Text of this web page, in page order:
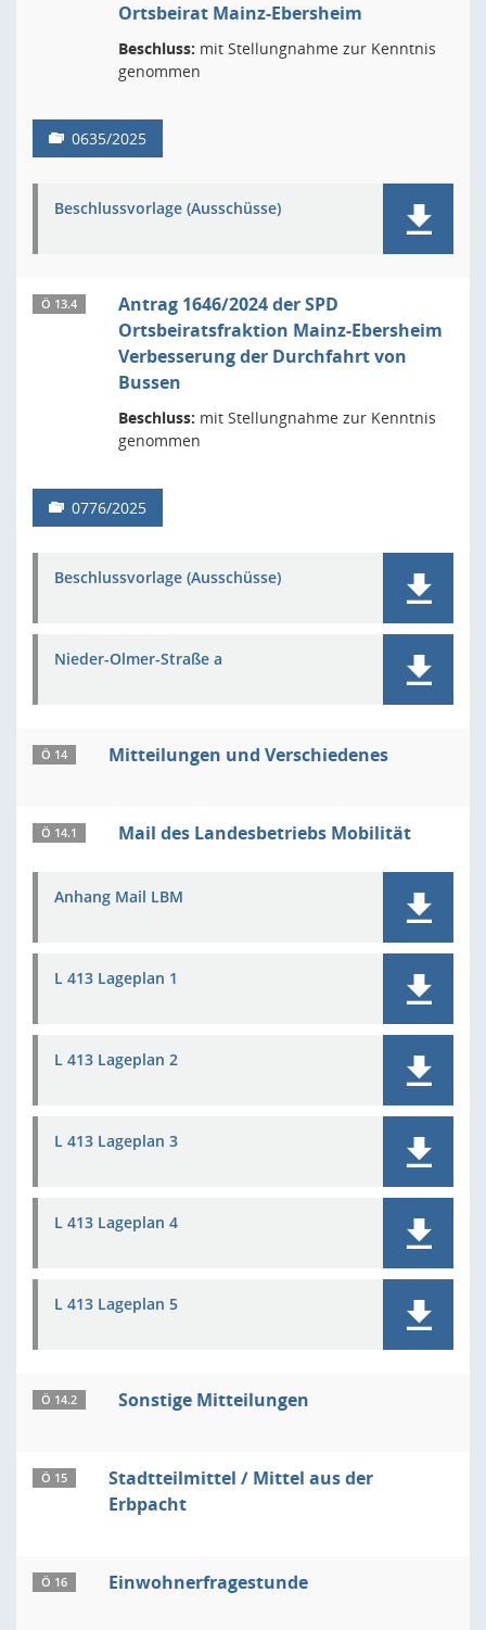
Ortsbeirat Mainz-Ebersheim
Beschluss: mit Stellungnahme zur Kenntnis
genommen
0635/2025
Beschlussvorlage (Ausschüsse)
Ö 13.4
Antrag 1646/2024 der SPD
Ortsbeiratsfraktion Mainz-Ebersheim
Verbesserung der Durchfahrt von
Bussen
Beschluss: mit Stellungnahme zur Kenntnis
genommen
0776/2025
Beschlussvorlage (Ausschüsse)
Nieder-Olmer-Straße a
Ö 14 Mitteilungen und Verschiedenes
Ö 14.1 Mail des Landesbetriebs Mobilität
Anhang Mail LBM
L 413 Lageplan 1
L 413 Lageplan 2
L 413 Lageplan 3
L 413 Lageplan 4
L 413 Lageplan 5
Ö 14.2 Sonstige Mitteilungen
Ö 15
Stadtteilmittel / Mittel aus der
Erbpacht
Ö 16 Einwohnerfragestunde